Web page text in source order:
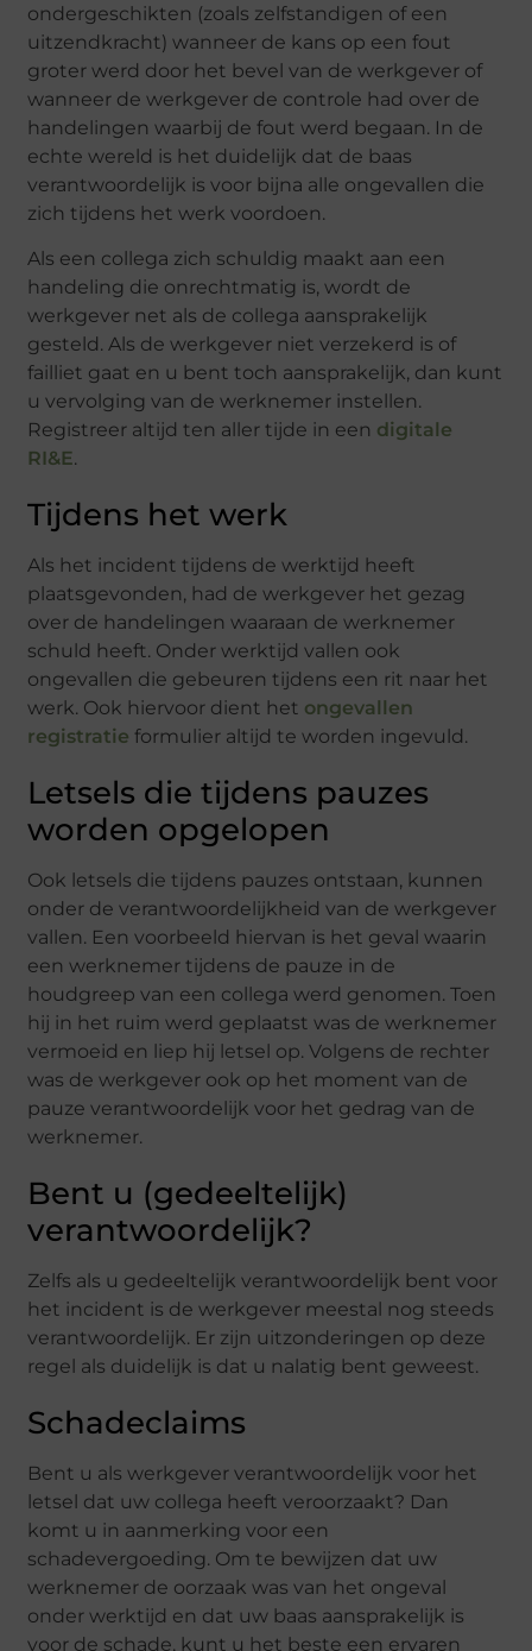
ondergeschikten (zoals zelfstandigen of een
uitzendkracht) wanneer de kans op een fout
groter werd door het bevel van de werkgever of
wanneer de werkgever de controle had over de
handelingen waarbij de fout werd begaan. In de
echte wereld is het duidelijk dat de baas
verantwoordelijk is voor bijna alle ongevallen die
zich tijdens het werk voordoen.
Als een collega zich schuldig maakt aan een
handeling die onrechtmatig is, wordt de
werkgever net als de collega aansprakelijk
gesteld. Als de werkgever niet verzekerd is of
failliet gaat en u bent toch aansprakelijk, dan kunt
u vervolging van de werknemer instellen.
Registreer altijd ten aller tijde in een digitale
RI&E.
Tijdens het werk
Als het incident tijdens de werktijd heeft
plaatsgevonden, had de werkgever het gezag
over de handelingen waaraan de werknemer
schuld heeft. Onder werktijd vallen ook
ongevallen die gebeuren tijdens een rit naar het
werk. Ook hiervoor dient het ongevallen
registratie formulier altijd te worden ingevuld.
Letsels die tijdens pauzes
worden opgelopen
Ook letsels die tijdens pauzes ontstaan, kunnen
onder de verantwoordelijkheid van de werkgever
vallen. Een voorbeeld hiervan is het geval waarin
een werknemer tijdens de pauze in de
houdgreep van een collega werd genomen. Toen
hij in het ruim werd geplaatst was de werknemer
vermoeid en liep hij letsel op. Volgens de rechter
was de werkgever ook op het moment van de
pauze verantwoordelijk voor het gedrag van de
werknemer.
Bent u (gedeeltelijk)
verantwoordelijk?
Zelfs als u gedeeltelijk verantwoordelijk bent voor
het incident is de werkgever meestal nog steeds
verantwoordelijk. Er zijn uitzonderingen op deze
regel als duidelijk is dat u nalatig bent geweest.
Schadeclaims
Bent u als werkgever verantwoordelijk voor het
letsel dat uw collega heeft veroorzaakt? Dan
komt u in aanmerking voor een
schadevergoeding. Om te bewijzen dat uw
werknemer de oorzaak was van het ongeval
onder werktijd en dat uw baas aansprakelijk is
voor de schade, kunt u het beste een ervaren